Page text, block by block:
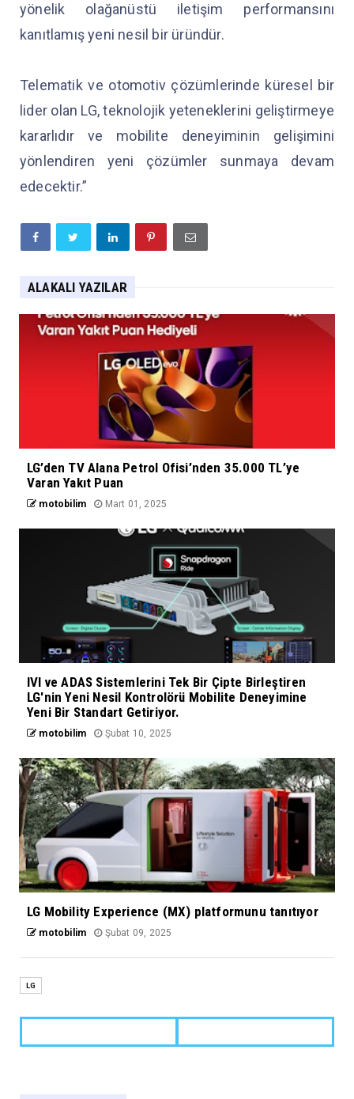
yönelik olağanüstü iletişim performansını
kanıtlamış yeni nesil bir üründür.
Telematik ve otomotiv çözümlerinde küresel bir
lider olan LG, teknolojik yeteneklerini geliştirmeye
kararlıdır ve mobilite deneyiminin gelişimini
yönlendiren yeni çözümler sunmaya devam
edecektir.”
ALAKALI YAZILAR
LG’den TV Alana Petrol Ofisi’nden 35.000 TL’ye
Varan Yakıt Puan
motobilim Mart 01, 2025
IVI ve ADAS Sistemlerini Tek Bir Çipte Birleştiren
LG'nin Yeni Nesil Kontrolörü Mobilite Deneyimine
Yeni Bir Standart Getiriyor.
motobilim Şubat 10, 2025
LG Mobility Experience (MX) platformunu tanıtıyor
motobilim Şubat 09, 2025
LG